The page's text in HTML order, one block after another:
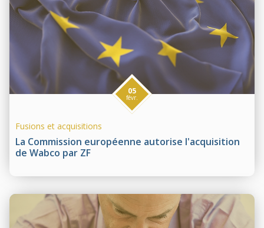
La Commission européenne autorise l'acquisition
de Wabco par ZF
05
févr.
Fusions et acquisitions